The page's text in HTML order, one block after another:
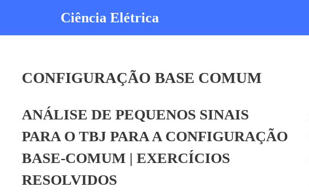
Ciência Elétrica
CONFIGURAÇÃO BASE COMUM
ANÁLISE DE PEQUENOS SINAIS
PARA O TBJ PARA A CONFIGURAÇÃO
BASE-COMUM | EXERCÍCIOS
RESOLVIDOS